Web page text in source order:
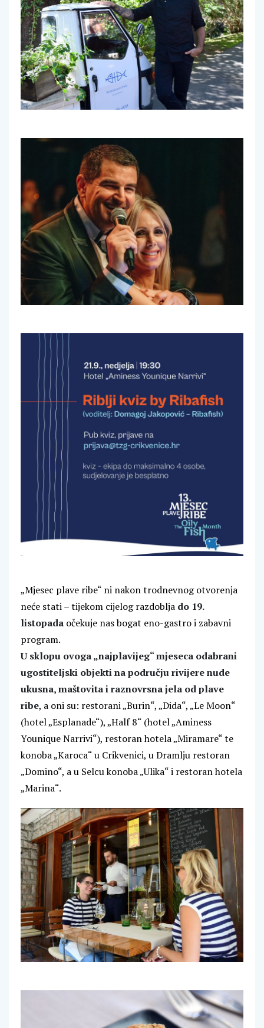
„Mjesec plave ribe“ ni nakon trodnevnog otvorenja
neće stati – tijekom cijelog razdoblja do 19.
listopada očekuje nas bogat eno-gastro i zabavni
program.
U sklopu ovoga „najplavijeg“ mjeseca odabrani
ugostiteljski objekti na području rivijere nude
ukusna, maštovita i raznovrsna jela od plave
ribe, a oni su: restorani „Burin“, „Dida“, „Le Moon“
(hotel „Esplanade“), „Half 8“ (hotel „Aminess
Younique Narrivi“), restoran hotela „Miramare“ te
konoba „Karoca“ u Crikvenici, u Dramlju restoran
„Domino“, a u Selcu konoba „Ulika“ i restoran hotela
„Marina“.